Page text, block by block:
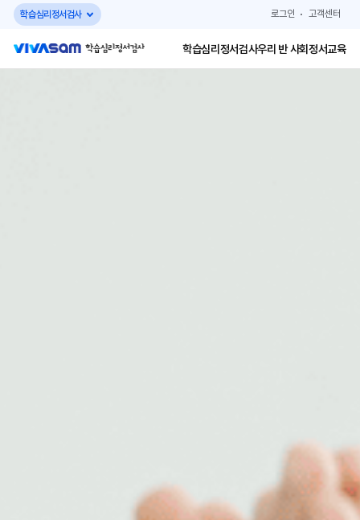
학습심리정서검사 로그인 고객센터
학습심리정서검사우리 반 사회정서교육